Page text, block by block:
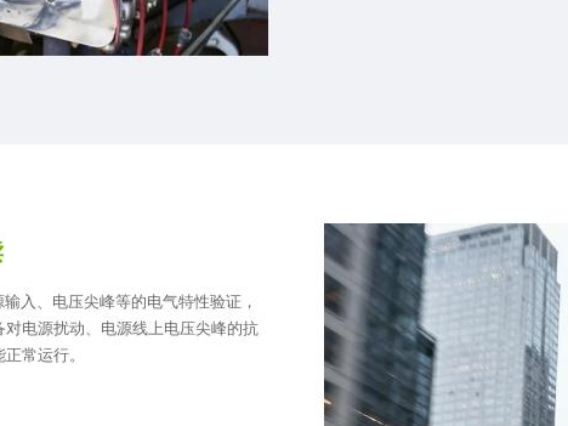
入、电压尖峰等的电气特性验证，
电源扰动、电源线上电压尖峰的抗
常运行。